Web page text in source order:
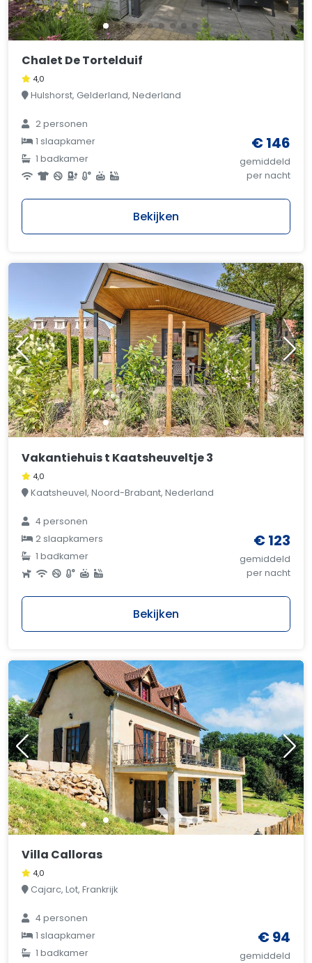
Chalet De Tortelduif
4,0
Hulshorst, Gelderland, Nederland
2 personen
1 slaapkamer
1 badkamer
€ 146
gemiddeld
per nacht
Bekijken
Vakantiehuis t Kaatsheuveltje 3
4,0
Kaatsheuvel, Noord-Brabant, Nederland
4 personen
2 slaapkamers
1 badkamer
€ 123
gemiddeld
per nacht
Bekijken
Villa Calloras
4,0
Cajarc, Lot, Frankrijk
4 personen
1 slaapkamer
1 badkamer
€ 94
gemiddeld